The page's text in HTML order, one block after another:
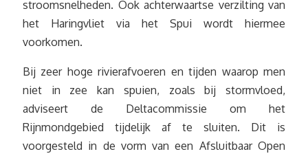
stroomsnelheden. Ook achterwaartse verzilting van
het Haringvliet via het Spui wordt hiermee
voorkomen.
Bij zeer hoge rivierafvoeren en tijden waarop men
niet in zee kan spuien, zoals bij stormvloed,
adviseert de Deltacommissie om het
Rijnmondgebied tijdelijk af te sluiten. Dit is
voorgesteld in de vorm van een Afsluitbaar Open